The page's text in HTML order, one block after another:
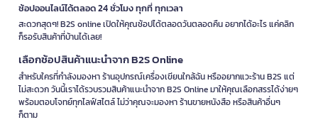
ช้อปออนไลน์ได้ตลอด 24 ชั่วโมง ทุกที่ ทุกเวลา
สะดวกสุดๆ! B2S online เปิดให้คุณช้อปได้ตลอดวันตลอดคืน อยากได้อะไร แค่คลิก
ก็รอรับสินค้าที่บ้านได้เลย!
เลือกช้อปสินค้าแนะนำจาก B2S Online
สำหรับใครที่กำลังมองหา ร้านอุปกรณ์เครื่องเขียนใกล้ฉัน หรืออยากแวะร้าน B2S แต่
ไม่สะดวก วันนี้เราได้รวบรวมสินค้าแนะนำจาก B2S Online มาให้คุณเลือกสรรได้ง่ายๆ
พร้อมตอบโจทย์ทุกไลฟ์สไตล์ ไม่ว่าคุณจะมองหา ร้านขายหนังสือ หรือสินค้าอื่นๆ
ก็ตาม